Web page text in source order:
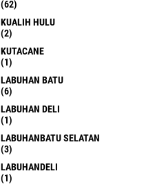
(62)
KUALIH HULU
(2)
KUTACANE
(1)
LABUHAN BATU
(6)
LABUHAN DELI
(1)
LABUHANBATU SELATAN
(3)
LABUHANDELI
(1)